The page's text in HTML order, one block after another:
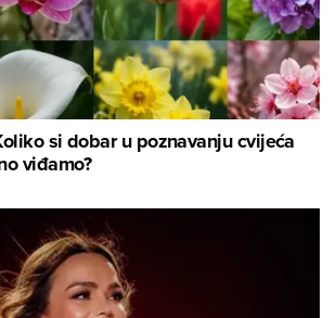
si dobar u poznavanju cvijeća
viđamo?